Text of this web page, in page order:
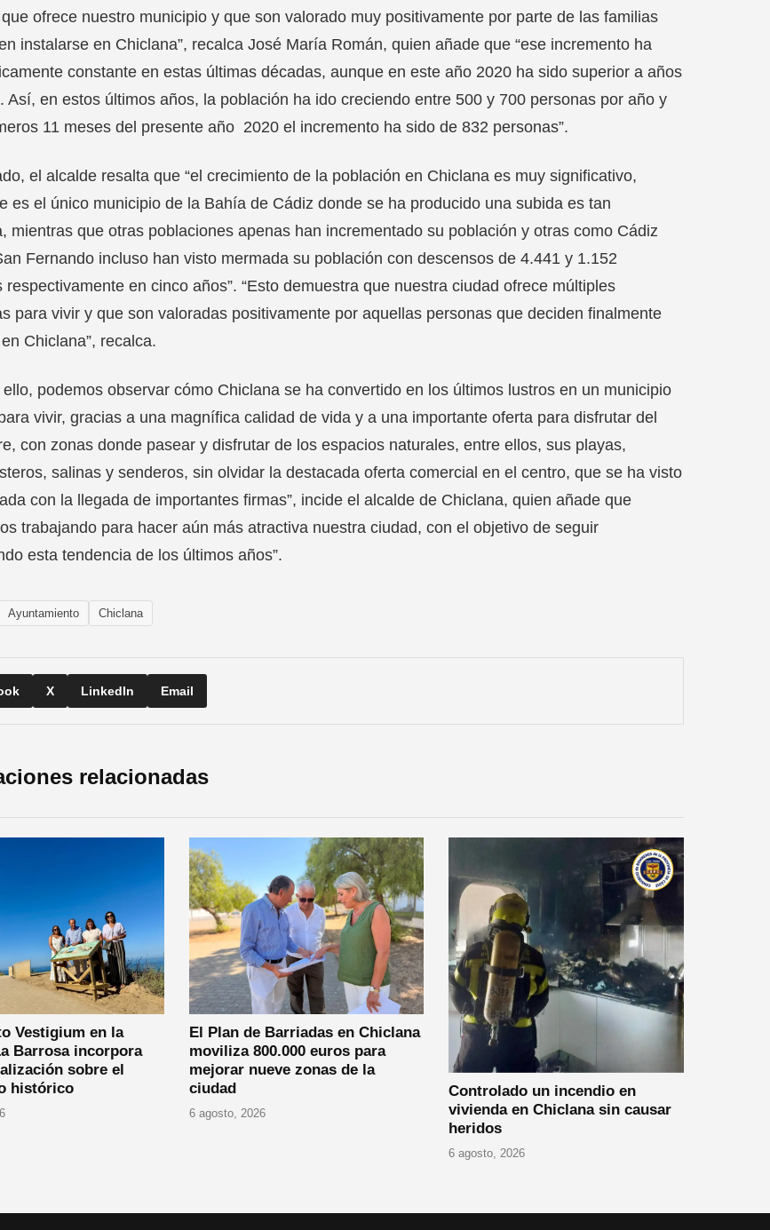
ofrece nuestro municipio y que son valorado muy positivamente por parte de las familias
instalarse en Chiclana”, recalca José María Román, quien añade que “ese incremento ha
constante en estas últimas décadas, aunque en este año 2020 ha sido superior a años
Así, en estos últimos años, la población ha ido creciendo entre 500 y 700 personas por año y
11 meses del presente año 2020 el incremento ha sido de 832 personas”.
el alcalde resalta que “el crecimiento de la población en Chiclana es muy significativo,
es el único municipio de la Bahía de Cádiz donde se ha producido una subida es tan
mientras que otras poblaciones apenas han incrementado su población y otras como Cádiz
Fernando incluso han visto mermada su población con descensos de 4.441 y 1.152
respectivamente en cinco años”. “Esto demuestra que nuestra ciudad ofrece múltiples
para vivir y que son valoradas positivamente por aquellas personas que deciden finalmente
Chiclana”, recalca.
ello, podemos observar cómo Chiclana se ha convertido en los últimos lustros en un municipio
vivir, gracias a una magnífica calidad de vida y a una importante oferta para disfrutar del
con zonas donde pasear y disfrutar de los espacios naturales, entre ellos, sus playas,
salinas y senderos, sin olvidar la destacada oferta comercial en el centro, que se ha visto
con la llegada de importantes firmas”, incide el alcalde de Chiclana, quien añade que
trabajando para hacer aún más atractiva nuestra ciudad, con el objetivo de seguir
esta tendencia de los últimos años”.
Ayuntamiento Chiclana
X LinkedIn Email
relacionadas
Vestigium en la
Barrosa incorpora
sobre el
histórico
El Plan de Barriadas en Chiclana
moviliza 800.000 euros para
mejorar nueve zonas de la
ciudad
6 agosto, 2026
Controlado un incendio en
vivienda en Chiclana sin causar
heridos
6 agosto, 2026